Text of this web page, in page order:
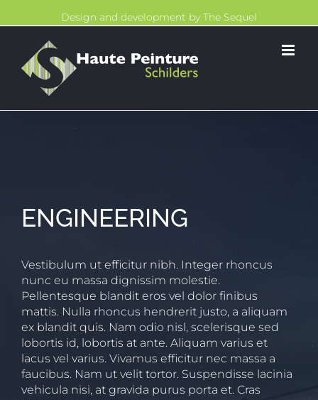
to
Design and development by The Sequel
ENGINEERING
Vestibulum ut efficitur nibh. Integer rhoncus
nunc eu massa dignissim molestie.
Pellentesque blandit eros vel dolor finibus
mattis. Nulla rhoncus hendrerit justo, a aliquam
ex blandit quis. Nam odio nisl, scelerisque sed
lobortis id, lobortis at ante. Aliquam varius et
lacus vel varius. Vivamus efficitur nec massa a
faucibus. Nam ut velit tortor. Suspendisse lacinia
vehicula nisi, at gravida purus porta et. Cras